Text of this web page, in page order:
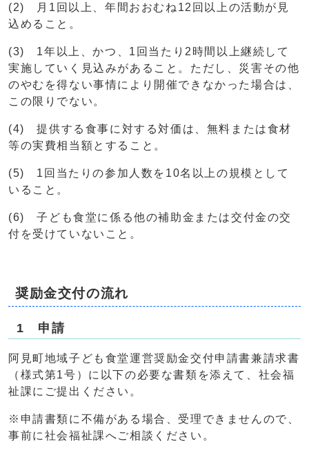
(2) 月1回以上、年間おおむね12回以上の活動が見
込めること。
(3) 1年以上、かつ、1回当たり2時間以上継続して
実施していく見込みがあること。ただし、災害その他
のやむを得ない事情により開催できなかった場合は、
この限りでない。
(4) 提供する食事に対する対価は、無料または食材
等の実費相当額とすること。
(5) 1回当たりの参加人数を10名以上の規模として
いること。
(6) 子ども食堂に係る他の補助金または交付金の交
付を受けていないこと。
奨励金交付の流れ
1 申請
阿見町地域子ども食堂運営奨励金交付申請書兼請求書
（様式第1号）に以下の必要な書類を添えて、社会福
祉課にご提出ください。
※申請書類に不備がある場合、受理できませんので、
事前に社会福祉課へご相談ください。